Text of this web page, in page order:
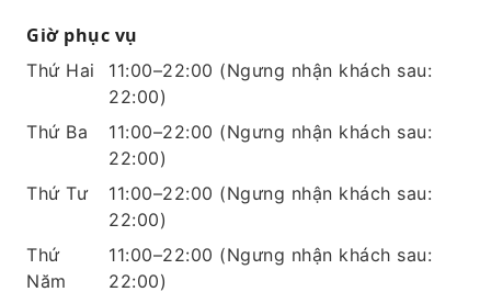
Giờ phục vụ
Thứ Hai 11:00–22:00 (Ngưng nhận khách sau:
22:00)
Thứ Ba
11:00–22:00 (Ngưng nhận khách sau:
22:00)
Thứ Tư
11:00–22:00 (Ngưng nhận khách sau:
22:00)
Thứ
Năm
11:00–22:00 (Ngưng nhận khách sau:
22:00)